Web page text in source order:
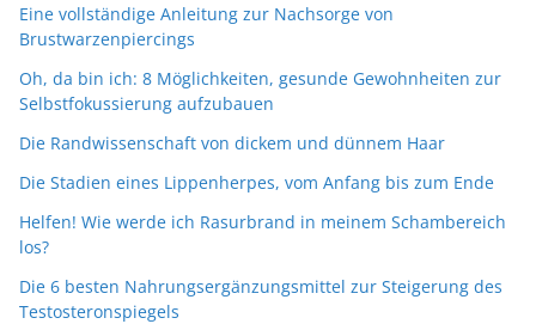
Eine vollständige Anleitung zur Nachsorge von
Brustwarzenpiercings
Oh, da bin ich: 8 Möglichkeiten, gesunde Gewohnheiten zur
Selbstfokussierung aufzubauen
Die Randwissenschaft von dickem und dünnem Haar
Die Stadien eines Lippenherpes, vom Anfang bis zum Ende
Helfen! Wie werde ich Rasurbrand in meinem Schambereich
los?
Die 6 besten Nahrungsergänzungsmittel zur Steigerung des
Testosteronspiegels